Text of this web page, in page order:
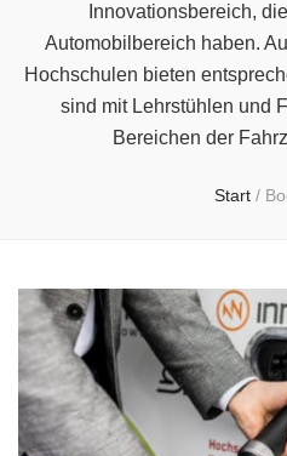
Innovationsbereich,
Automobilbereich haben.
Hochschulen bieten
sind mit Lehrstühlen und
Bereichen der
Start /